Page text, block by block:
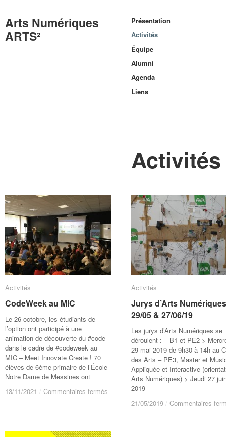
Arts Numériques
ARTS²
Présentation
Activités
Équipe
Alumni
Agenda
Liens
Activités
Activités
CodeWeek au MIC
Le 26 octobre, les étudiants de
l’option​ ont participé à une
animation de découverte du #code
dans le cadre de #codeweek au
MIC – Meet Innovate Create​ ! 70
élèves de 6ème primaire de l’École
Notre Dame de Messines​ ont
13/11/2021 / Commentaires fermés
CodeWeek
Activités
CodeWeek au MIC
13/11/2021 / Commentaires fermés
CodeWeek
Activités
Jurys d’Arts
29/05 & 27/06/19
Les jurys d’Arts Numériques se
déroulent : – B1 et PE2 >
29 mai 2019 de 9h30 à 14h au
des Arts – PE3, Master et
Appliquée et Interactive
Arts Numériques) > Jeudi 27
2019
21/05/2019 / Commentaires
Activités
Jurys d’Arts
29/05 & 27/06/19
21/05/2019 / Commentaires